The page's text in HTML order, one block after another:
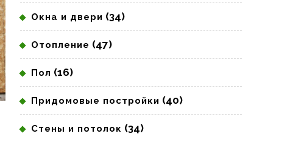
Окна и двери (34)
Отопление (47)
Пол (16)
Придомовые постройки (40)
Стены и потолок (34)